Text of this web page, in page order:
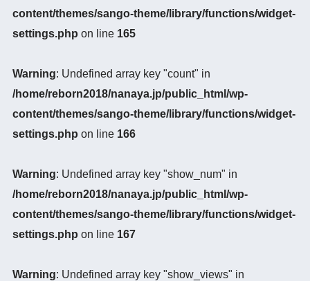
content/themes/sango-theme/library/functions/widget-
settings.php on line 165
Warning: Undefined array key "count" in
/home/reborn2018/nanaya.jp/public_html/wp-
content/themes/sango-theme/library/functions/widget-
settings.php on line 166
Warning: Undefined array key "show_num" in
/home/reborn2018/nanaya.jp/public_html/wp-
content/themes/sango-theme/library/functions/widget-
settings.php on line 167
Warning: Undefined array key "show_views" in